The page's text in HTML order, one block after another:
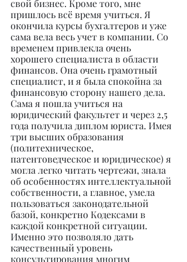
свой бизнес. Кроме того, мне
пришлось всё время учиться. Я
окончила курсы бухгалтеров и уже
сама вела весь учет в компании. Со
временем привлекла очень
хорошего специалиста в области
финансов. Она очень грамотный
специалист, и я была спокойна за
финансовую сторону нашего дела.
Сама я пошла учиться на
юридический факультет и через 2,5
года получила диплом юриста. Имея
три высших образования
(политехническое,
патентоведческое и юридическое) я
могла легко читать чертежи, знала
об особенностях интеллектуальной
собственности, а главное, умела
пользоваться законодательной
базой, конкретно Кодексами в
каждой конкретной ситуации.
Именно это позволяло дать
качественный уровень
консультирования многим